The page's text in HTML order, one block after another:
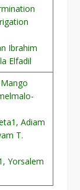
Ibrahim
Elfadil
Adiam
T.
Yorsalem